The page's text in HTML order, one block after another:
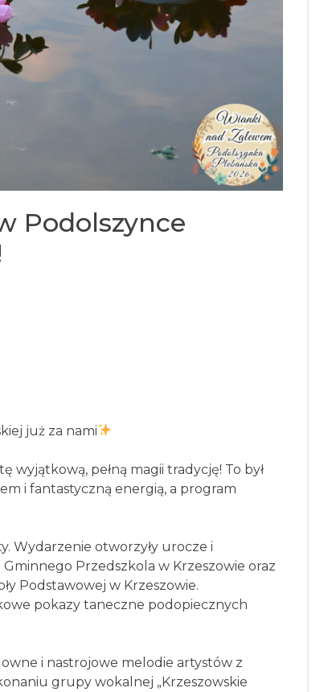
Podolszynce
już za nami
wyjątkową, pełną magii tradycję! To był
i fantastyczną energią, a program
Wydarzenie otworzyły urocze i
Przedszkola w Krzeszowie oraz
Podstawowej w Krzeszowie.
pokazy taneczne podopiecznych
i nastrojowe melodie artystów z
grupy wokalnej „Krzeszowskie